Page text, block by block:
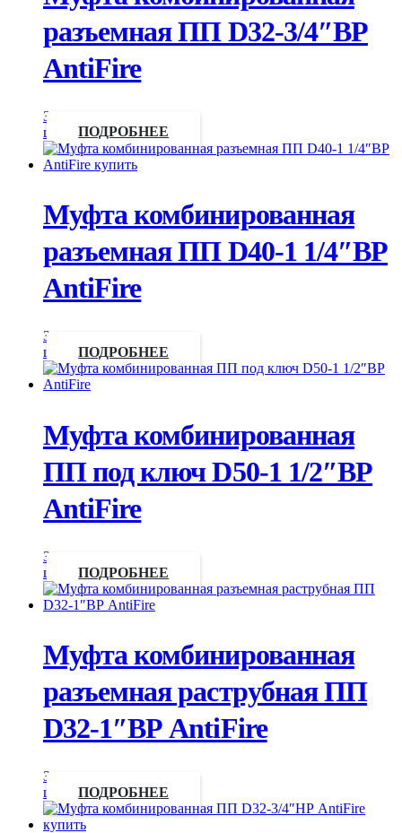
разъемная ПП D32-3/4″ВР
AntiFire
Запросить
цену
ПОДРОБНЕЕ
Муфта комбинированная
разъемная ПП D40-1 1/4″ВР
AntiFire
Запросить
цену
ПОДРОБНЕЕ
Муфта комбинированная
ПП под ключ D50-1 1/2″ВР
AntiFire
Запросить
цену
ПОДРОБНЕЕ
Муфта комбинированная
разъемная раструбная ПП
D32-1″ВР AntiFire
Запросить
цену
ПОДРОБНЕЕ